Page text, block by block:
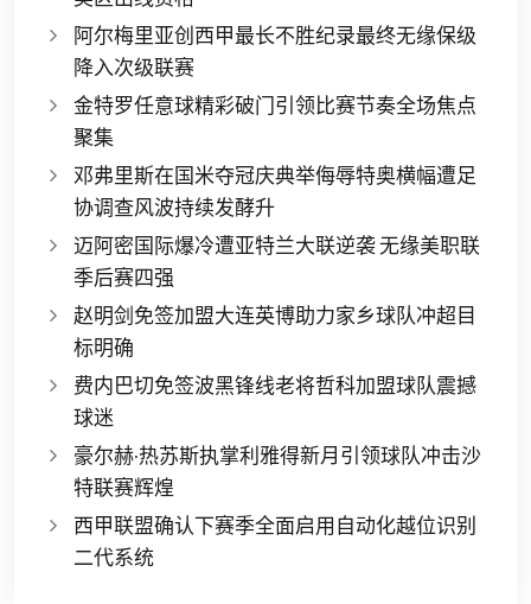
阿尔梅里亚创西甲最长不胜纪录最终无缘保级
降入次级联赛
金特罗任意球精彩破门引领比赛节奏全场焦点
聚集
邓弗里斯在国米夺冠庆典举侮辱特奥横幅遭足
协调查风波持续发酵升
迈阿密国际爆冷遭亚特兰大联逆袭 无缘美职联
季后赛四强
赵明剑免签加盟大连英博助力家乡球队冲超目
标明确
费内巴切免签波黑锋线老将哲科加盟球队震撼
球迷
豪尔赫·热苏斯执掌利雅得新月引领球队冲击沙
特联赛辉煌
西甲联盟确认下赛季全面启用自动化越位识别
二代系统